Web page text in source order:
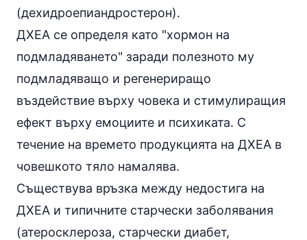
(дехидроепиандростерон).
ДХЕА се определя като "хормон на
подмладяването" заради полезното му
подмладяващо и регенериращо
въздействие върху човека и стимулиращия
ефект върху емоциите и психиката. С
течение на времето продукцията на ДХЕА в
човешкото тяло намалява.
Съществува връзка между недостига на
ДХЕА и типичните старчески заболявания
(атеросклероза, старчески диабет,